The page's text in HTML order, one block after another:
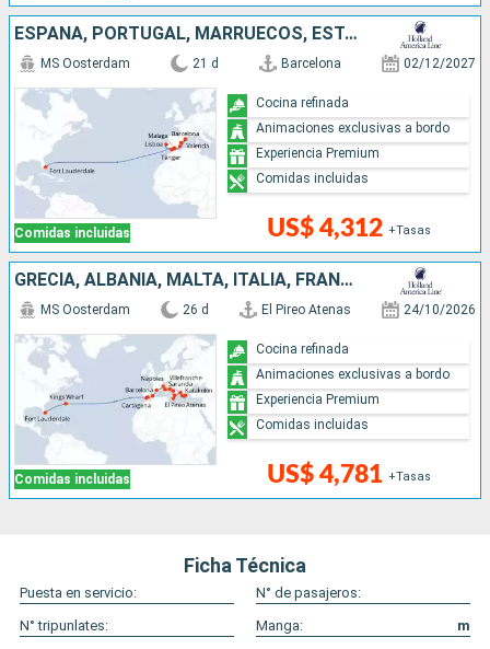
ESPAÑA, PORTUGAL, MARRUECOS, ESTADOS UNIDOS
Comidas incluidas
MS Oosterdam 21 d Barcelona 02/12/2027
US$ 4,312 +Tasas
Cocina refinada
Animaciones exclusivas a bordo
Experiencia Premium
Comidas incluidas
GRECIA, ALBANIA, MALTA, ITALIA, FRANCIA, ESPAÑA, BERMUDAS, ESTADOS UNIDOS
Comidas incluidas
MS Oosterdam 26 d El Pireo Atenas 24/10/2026
US$ 4,781 +Tasas
Cocina refinada
Animaciones exclusivas a bordo
Experiencia Premium
Comidas incluidas
Ficha Técnica
Puesta en servicio:
N° de pasajeros:
N° tripunlates:
Manga:
m